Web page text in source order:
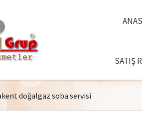
SATIŞ
doğalgaz soba servisi